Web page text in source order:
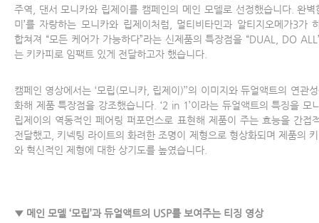
주역, 댄서 모니카와 립제이를 캠페인의 메인 모델로 선정했습니다. 완벽
미’를 자랑하는 모니카와 립제이처럼, 멀티비타민과 알티지오메가3가
합쳐져 “모든 케어가 가능하다”라는 신제품의 특장점을 “DUAL, DO
는 키카피로 임팩트 있게 전달하고자 했습니다.
캠페인 영상에서는 ‘모립(모니카, 립제이)’’의 이미지와 듀얼액트의 연관
화해 제품 특장점을 강조했습니다. ‘2 in 1’이라는 듀얼액트의 특징을 모
립제이의 역동적인 페어링 퍼포먼스로 표현해 제품이 주는 효능을 간접
전달했고, 키넥팅 라이트의 화려한 조명이 제형으로 형상화되며 제품의
와 혁신적인 제형에 대한 상기도를 높였습니다.
▼ 메인 모델 ‘모립’과 듀얼액트의 USP를 보여주는 티징 영상